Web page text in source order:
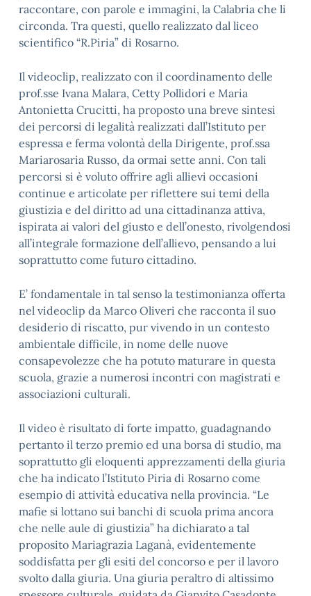
raccontare, con parole e immagini, la Calabria che li
circonda. Tra questi, quello realizzato dal liceo
scientifico “R.Piria” di Rosarno.
Il videoclip, realizzato con il coordinamento delle
prof.sse Ivana Malara, Cetty Pollidori e Maria
Antonietta Crucitti, ha proposto una breve sintesi
dei percorsi di legalità realizzati dall’Istituto per
espressa e ferma volontà della Dirigente, prof.ssa
Mariarosaria Russo, da ormai sette anni. Con tali
percorsi si è voluto offrire agli allievi occasioni
continue e articolate per riflettere sui temi della
giustizia e del diritto ad una cittadinanza attiva,
ispirata ai valori del giusto e dell’onesto, rivolgendosi
all’integrale formazione dell’allievo, pensando a lui
soprattutto come futuro cittadino.
E’ fondamentale in tal senso la testimonianza offerta
nel videoclip da Marco Oliveri che racconta il suo
desiderio di riscatto, pur vivendo in un contesto
ambientale difficile, in nome delle nuove
consapevolezze che ha potuto maturare in questa
scuola, grazie a numerosi incontri con magistrati e
associazioni culturali.
Il video è risultato di forte impatto, guadagnando
pertanto il terzo premio ed una borsa di studio, ma
soprattutto gli eloquenti apprezzamenti della giuria
che ha indicato l’Istituto Piria di Rosarno come
esempio di attività educativa nella provincia. “Le
mafie si lottano sui banchi di scuola prima ancora
che nelle aule di giustizia” ha dichiarato a tal
proposito Mariagrazia Laganà, evidentemente
soddisfatta per gli esiti del concorso e per il lavoro
svolto dalla giuria. Una giuria peraltro di altissimo